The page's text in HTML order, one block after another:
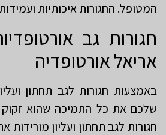
המטופל. החגורות איכותיות
חגורות גב
אריאל אורטופדיה
באמצעות חגורות לגב תחתון
שלכם את כל התמיכה שהוא זקוק
חגורות לגב תחתון ועליון